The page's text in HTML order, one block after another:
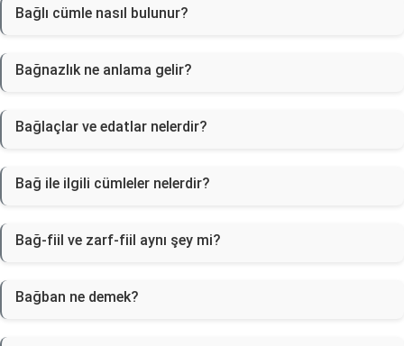
Bağlı cümle nasıl bulunur?
Bağnazlık ne anlama gelir?
Bağlaçlar ve edatlar nelerdir?
Bağ ile ilgili cümleler nelerdir?
Bağ-fiil ve zarf-fiil aynı şey mi?
Bağban ne demek?